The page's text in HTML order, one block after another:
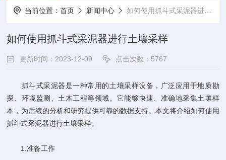
当前位置：首页 新闻中心 如何使用抓斗式采泥器进行土壤采样
如何使用抓斗式采泥器进行土壤采样
更新时间：2023-12-09 点击次数：5767
抓斗式采泥器是一种常用的土壤采样设备，广泛应用于地质勘
探、环境监测、土木工程等领域。它能够快速、准确地采集土壤样
本，为后续的分析和研究提供可靠的数据支持。本文将介绍如何使用
抓斗式采泥器进行土壤采样。
1.准备工作